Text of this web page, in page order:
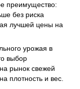
преимущество:
без риска
лучшей цены на
урожая в
выбор
рынок свежей
плотность и вес.